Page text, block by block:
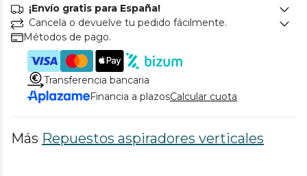
¡Envío gratis para España!
Cancela o devuelve tu pedido fácilmente.
Métodos de pago.
Transferencia bancaria
Financia a plazosCalcular cuota
Más Repuestos aspiradores verticales